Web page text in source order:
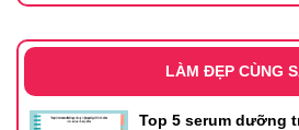
LÀM ĐẸP CÙNG
Top 5 serum dưỡng